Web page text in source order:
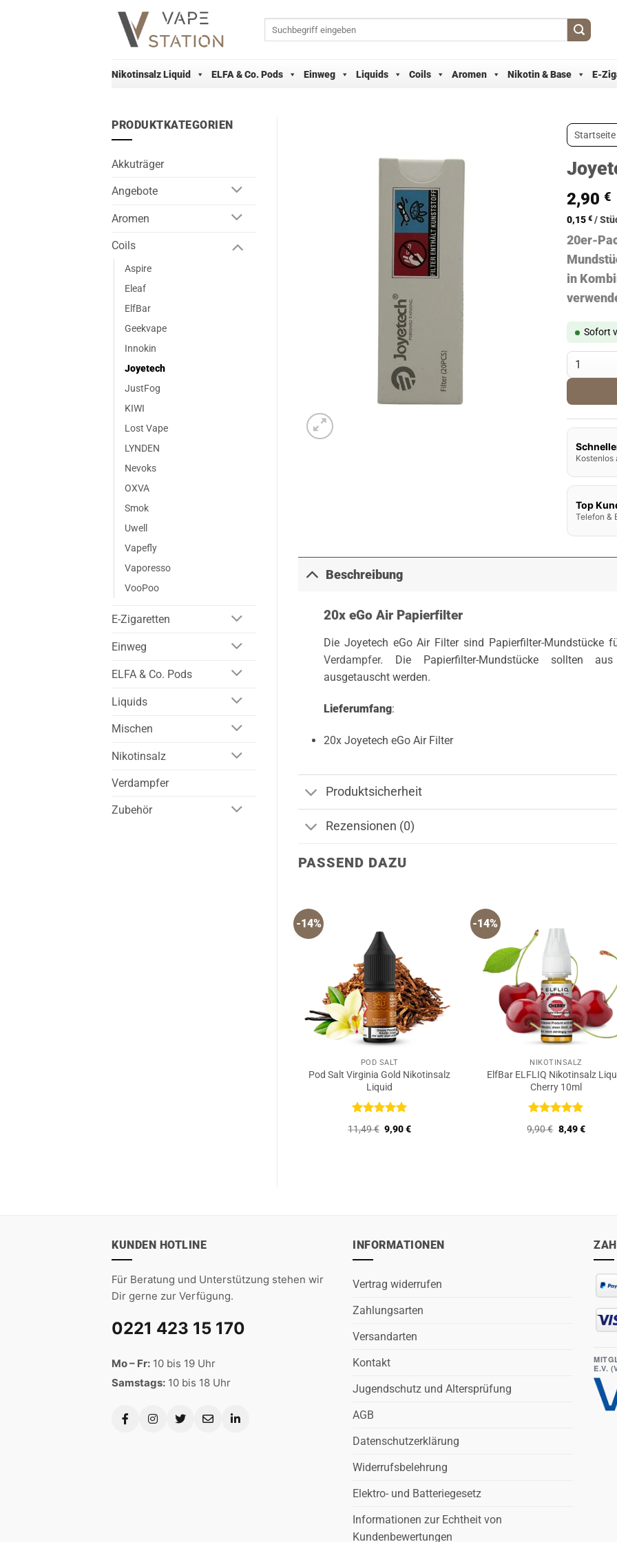
Nikotinsalz Liquid ELFA & Co. Pods Einweg Liquids Coils Aromen Nikotin & Base E-
PRODUKTKATEGORIEN
Akkuträger
Angebote
Aromen
Coils
Aspire
Eleaf
ElfBar
Geekvape
Innokin
Joyetech
JustFog
KIWI
Lost Vape
LYNDEN
Nevoks
OXVA
Smok
Uwell
Vapefly
Vaporesso
VooPoo
E-Zigaretten
Einweg
ELFA & Co. Pods
Liquids
Mischen
Nikotinsalz
Verdampfer
Zubehör
Startseite
2,90 €
0,15 €/
20er-
in
Sofort
Joyetech
Kostenlos
Top
Telefon &
Beschreibung
20x eGo Air Papierfilter
Die Joyetech eGo Air Filter sind Papierfilter-Mundstücke
Verdampfer. Die Papierfilter-Mundstücke sollten
ausgetauscht werden.
Lieferumfang:
20x Joyetech eGo Air Filter
Produktsicherheit
Rezensionen (0)
PASSEND DAZU
-14%
POD SALT
Pod Salt Virginia Gold Nikotinsalz
Liquid
Bewertet
mit5von
11,49€ Ursprünglicher
9,90€Aktueller
-14%
NIKOTINSALZ
ElfBar ELFLIQ Nikotinsalz
Cherry 10ml
Bewertet
mit 5 von
9,90€ Ursprünglicher
8,49€Aktueller
KUNDEN HOTLINE
Für Beratung und Unterstützung stehen wir
Dir gerne zur Verfügung.
0221 423 15 170
Mo – Fr: 10 bis 19 Uhr
Samstags: 10 bis 18 Uhr
INFORMATIONEN
Vertrag widerrufen
Zahlungsarten
Versandarten
Kontakt
Jugendschutz und Altersprüfung
AGB
Datenschutzerklärung
Widerrufsbelehrung
Elektro- und Batteriegesetz
Informationen zur Echtheit von
Kundenbewertungen
E.V.